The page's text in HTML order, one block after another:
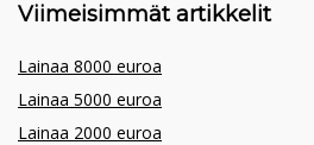
Viimeisimmät artikkelit
Lainaa 8000 euroa
Lainaa 5000 euroa
Lainaa 2000 euroa